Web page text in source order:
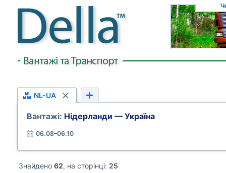
NL-UA
Вантажі: Нідерланди — Україна
06.08–06.10
Знайдено 62, на сторінці: 25